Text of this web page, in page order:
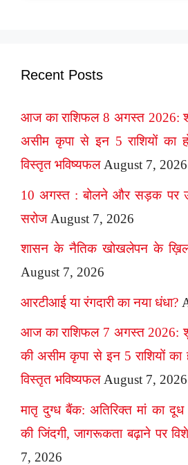
Recent Posts
आज का राशिफल 8 अगस्त 2026:
असीम कृपा से इन 5 राशियों का
विस्तृत भविष्यफल August 7, 2026
10 अगस्त : बोलने और सड़क पर
सरोज August 7, 2026
शासन के नैतिक खोखलेपन के
August 7, 2026
आरटीआई या रंगदारी का नया धंधा?
आज का राशिफल 7 अगस्त 2026:
की असीम कृपा से इन 5 राशियों का
विस्तृत भविष्यफल August 7, 2026
मातृ दुग्ध बैंक: अतिरिक्त मां का
की जिंदगी, जागरूकता बढ़ाने पर
7, 2026